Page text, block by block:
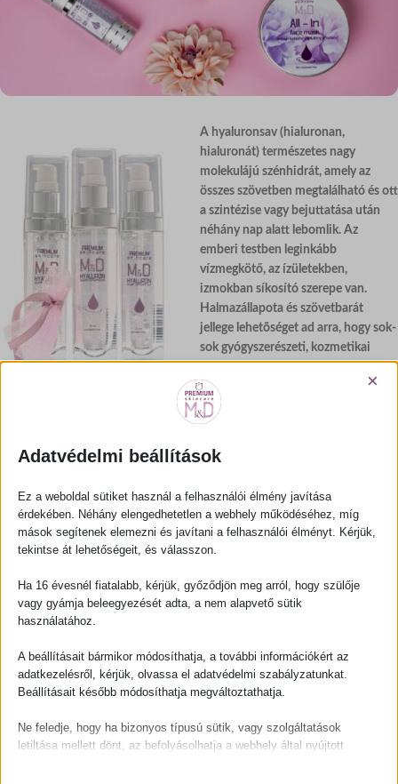
A hyaluronsav (hialuronan,
hialuronát) természetes nagy
molekulájú szénhidrát, amely az
összes szövetben megtalálható és ott
a szintézise vagy bejuttatása után
néhány nap alatt lebomlik. Az
emberi testben leginkább
vízmegkötő, az ízületekben,
izmokban síkosító szerepe van.
Halmazállapota és szövetbarát
jellege lehetõséget ad arra, hogy sok-
sok gyógyszerészeti, kozmetikai
és csontokban;9 %máshol, például az ízületi folyadékban,
köldökzsinórban, vérben, nyirokban.
A száraz hyaluronsav könnyű anyag, vizes oldata már kis
és viszkózus. Az anyag hasonlít a nyers tojásfehérjéhez, már a régi idők
szürkehályog-eltávolításánál is használták, az arcon lévő ráncok
pakolást.
Az emberi szervezetben szinte mindenhol előfordul, de igazán nagy
valamint a sejtközötti állományban van jelen. A hyaluronsav különleges
tulajdonságainak szerepe leginkább a köldökzsinórban való jelenléte által
Adatvédelmi beállítások
×
Ez a weboldal sütiket használ a felhasználói élmény javítása
érdekében. Néhány elengedhetetlen a webhely működéséhez, míg
mások segítenek elemezni és javítani a felhasználói élményt. Kérjük,
tekintse át lehetőségeit, és válasszon.
Ha 16 évesnél fiatalabb, kérjük, győződjön meg arról, hogy szülője
vagy gyámja beleegyezését adta, a nem alapvető sütik
használatához.
A beállításait bármikor módosíthatja, a további információkért az
adatkezelésről, kérjük, olvassa el adatvédelmi szabályzatunkat.
Beállításait később módosíthatja megváltoztathatja.
Ne feledje, hogy ha bizonyos típusú sütik, vagy szolgáltatások
letiltása mellett dönt, az befolyásolhatja a webhely által nyújtott